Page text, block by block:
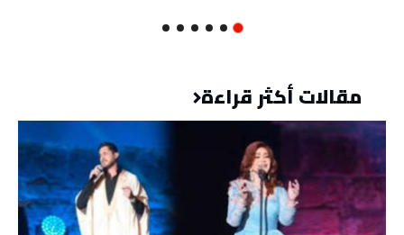
مقالات أكثر قراءة